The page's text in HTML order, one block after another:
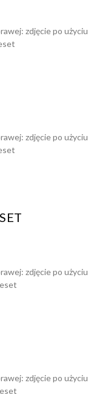
zdjęcie po użyciu
zdjęcie po użyciu
zdjęcie po użyciu
zdjęcie po użyciu